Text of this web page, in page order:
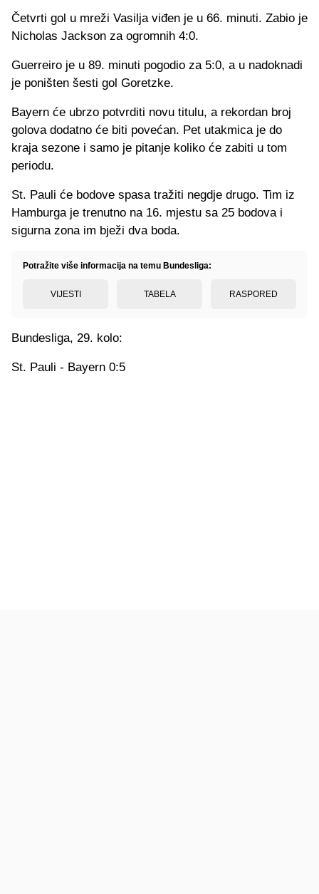
Četvrti gol u mreži Vasilja viđen je u 66. minuti. Zabio je
Nicholas Jackson za ogromnih 4:0.
Guerreiro je u 89. minuti pogodio za 5:0, a u nadoknadi
je poništen šesti gol Goretzke.
Bayern će ubrzo potvrditi novu titulu, a rekordan broj
golova dodatno će biti povećan. Pet utakmica je do
kraja sezone i samo je pitanje koliko će zabiti u tom
periodu.
St. Pauli će bodove spasa tražiti negdje drugo. Tim iz
Hamburga je trenutno na 16. mjestu sa 25 bodova i
sigurna zona im bježi dva boda.
Potražite više informacija na temu Bundesliga:
VIJESTI TABELA RASPORED
Bundesliga, 29. kolo:
St. Pauli - Bayern 0:5